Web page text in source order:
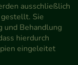
ausschließlich
Sie
und Behandlung
hierdurch
eingeleitet